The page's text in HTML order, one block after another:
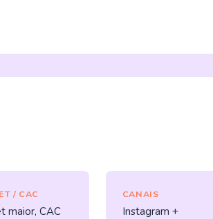
/ CAC
maior, CAC
CANAIS
Instagram +